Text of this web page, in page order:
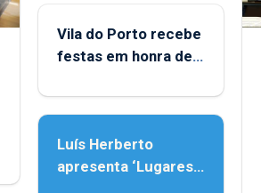
Vila do Porto recebe
festas em honra de
Assunção
Luís Herberto
apresenta ‘Lugares